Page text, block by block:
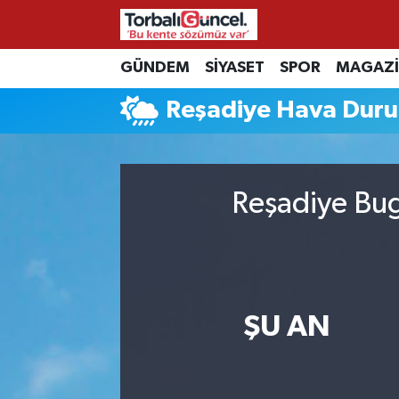
GÜNDEM SİYASET SPOR
Reşadiye Hava
Reşadiye
ŞU AN
İzmir Nöbetçi Eczaneler
İzmir Hava Durumu
İzmir Trafik Yoğunluk Haritası